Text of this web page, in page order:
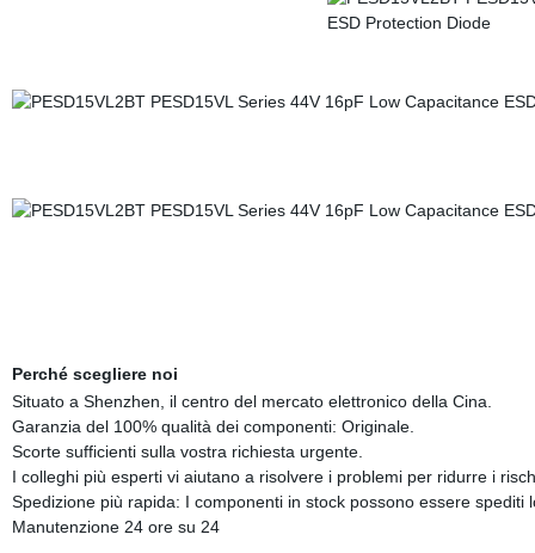
Perché scegliere noi
Situato a Shenzhen, il centro del mercato elettronico della Cina.
Garanzia del 100% qualità dei componenti: Originale.
Scorte sufficienti sulla vostra richiesta urgente.
I colleghi più esperti vi aiutano a risolvere i problemi per ridurre i
Spedizione più rapida: I componenti in stock possono essere spediti
Manutenzione 24 ore su 24